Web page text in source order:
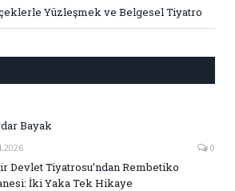
Yüzleşmek ve Belgesel Tiyatro
Bayak
0
Devlet Tiyatrosu’ndan Rembetiko
İki Yaka Tek Hikaye